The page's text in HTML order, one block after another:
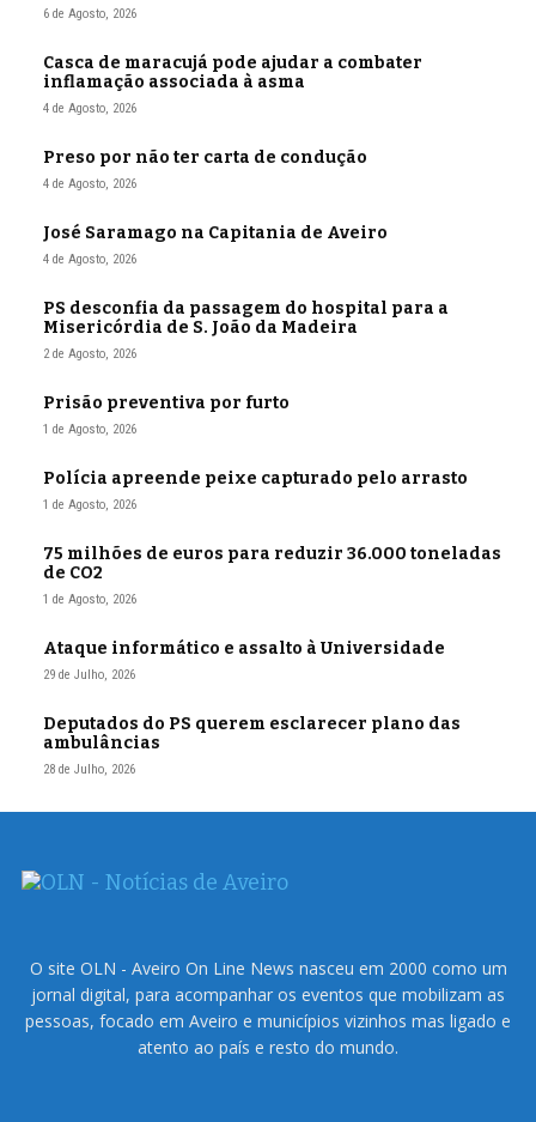
6 de Agosto, 2026
Casca de maracujá pode ajudar a combater
inflamação associada à asma
4 de Agosto, 2026
Preso por não ter carta de condução
4 de Agosto, 2026
José Saramago na Capitania de Aveiro
4 de Agosto, 2026
PS desconfia da passagem do hospital para a
Misericórdia de S. João da Madeira
2 de Agosto, 2026
Prisão preventiva por furto
1 de Agosto, 2026
Polícia apreende peixe capturado pelo arrasto
1 de Agosto, 2026
75 milhões de euros para reduzir 36.000 toneladas
de CO2
1 de Agosto, 2026
Ataque informático e assalto à Universidade
29 de Julho, 2026
Deputados do PS querem esclarecer plano das
ambulâncias
28 de Julho, 2026
O site OLN - Aveiro On Line News nasceu em 2000 como um
jornal digital, para acompanhar os eventos que mobilizam as
pessoas, focado em Aveiro e municípios vizinhos mas ligado e
atento ao país e resto do mundo.